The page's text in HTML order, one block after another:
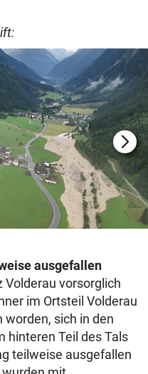
ausgefallen
vorsorglich
im Ortsteil Volderau
sich in den
hinteren Teil des Tals
teilweise ausgefallen